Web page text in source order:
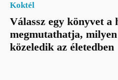
Koktél
Válassz egy könyvet a
megmutathatja,
közeledik az életedben